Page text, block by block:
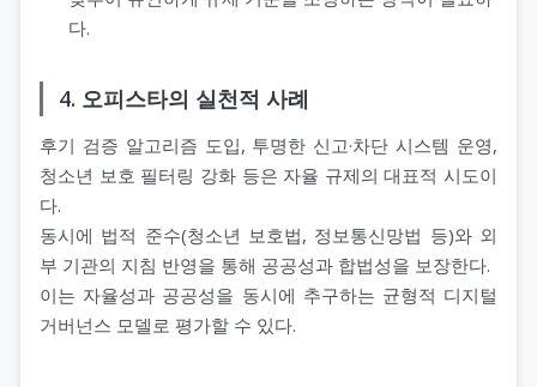
다.
4. 오피스타의 실천적 사례
후기 검증 알고리즘 도입, 투명한 신고·차단 시스템 운영,
청소년 보호 필터링 강화 등은 자율 규제의 대표적 시도이
다.
동시에 법적 준수(청소년 보호법, 정보통신망법 등)와 외
부 기관의 지침 반영을 통해 공공성과 합법성을 보장한다.
이는 자율성과 공공성을 동시에 추구하는 균형적 디지털
거버넌스 모델로 평가할 수 있다.